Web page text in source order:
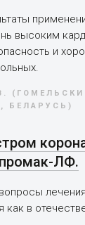
высоким
и
БЕЛАРУСЬ)
ЛФ.
в